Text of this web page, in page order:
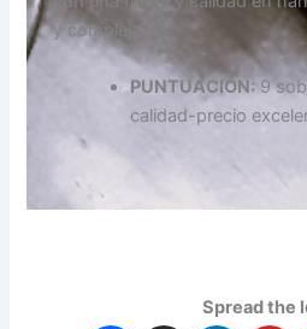
y compleja.
PUNTUACIÓN: 9
calidad-precio
Spread the